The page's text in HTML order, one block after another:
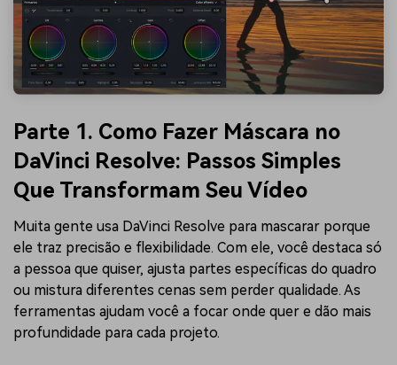
Parte 1. Como Fazer Máscara no
DaVinci Resolve: Passos Simples
Que Transformam Seu Vídeo
Muita gente usa DaVinci Resolve para mascarar porque
ele traz precisão e flexibilidade. Com ele, você destaca só
a pessoa que quiser, ajusta partes específicas do quadro
ou mistura diferentes cenas sem perder qualidade. As
ferramentas ajudam você a focar onde quer e dão mais
profundidade para cada projeto.